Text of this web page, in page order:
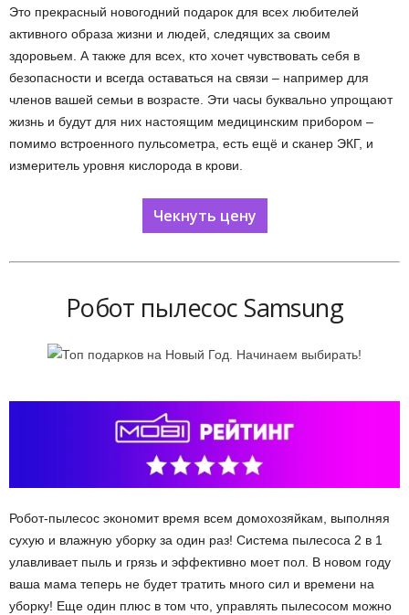
Это прекрасный новогодний подарок для всех любителей
активного образа жизни и людей, следящих за своим
здоровьем. А также для всех, кто хочет чувствовать себя в
безопасности и всегда оставаться на связи – например для
членов вашей семьи в возрасте. Эти часы буквально упрощают
жизнь и будут для них настоящим медицинским прибором –
помимо встроенного пульсометра, есть ещё и сканер ЭКГ, и
измеритель уровня кислорода в крови.
Чекнуть цену
Робот пылесос Samsung
Робот-пылесос экономит время всем домохозяйкам, выполняя
сухую и влажную уборку за один раз! Система пылесоса 2 в 1
улавливает пыль и грязь и эффективно моет пол. В новом году
ваша мама теперь не будет тратить много сил и времени на
уборку! Еще один плюс в том что, управлять пылесосом можно